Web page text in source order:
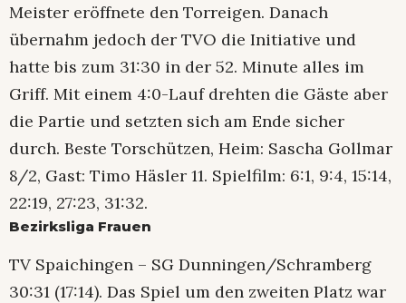
Meister eröffnete den Torreigen. Danach
übernahm jedoch der TVO die Initiative und
hatte bis zum 31:30 in der 52. Minute alles im
Griff. Mit einem 4:0-Lauf drehten die Gäste aber
die Partie und setzten sich am Ende sicher
durch. Beste Torschützen, Heim: Sascha Gollmar
8/2, Gast: Timo Häsler 11. Spielfilm: 6:1, 9:4, 15:14,
22:19, 27:23, 31:32.
Bezirksliga Frauen
TV Spaichingen – SG Dunningen/Schramberg
30:31 (17:14). Das Spiel um den zweiten Platz war